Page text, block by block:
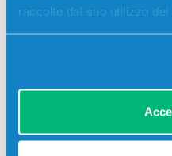
raccolto dal suo utilizzo